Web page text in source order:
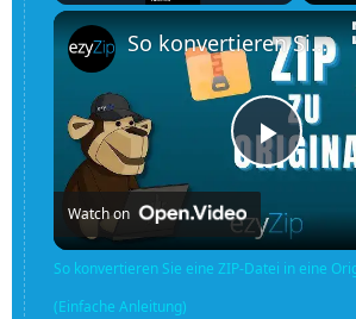
Play
So konvertieren Sie eine ZIP-Datei in eine Originaldatei (Einfache Anleitung)
Watch on
So konvertieren Sie eine ZIP-Datei in eine
(Einfache Anleitung)